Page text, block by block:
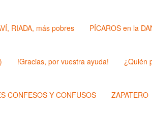
RIADA, más pobres PÍCAROS en la
!Gracias, por vuestra ayuda! ¿Quién
CONFESOS Y CONFUSOS ZAPATERO